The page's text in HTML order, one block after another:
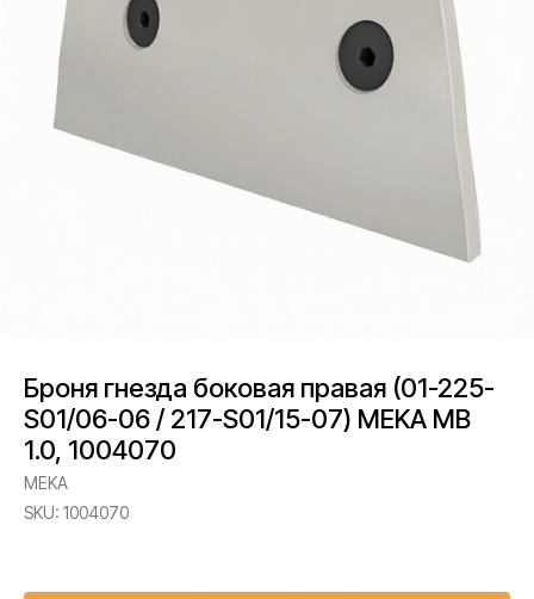
Броня гнезда боковая правая (01-225-
S01/06-06 / 217-S01/15-07) MEKA MB
1.0, 1004070
MEKA
SKU: 1004070